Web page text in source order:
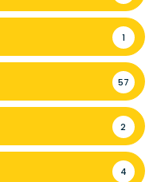
1
57
2
4